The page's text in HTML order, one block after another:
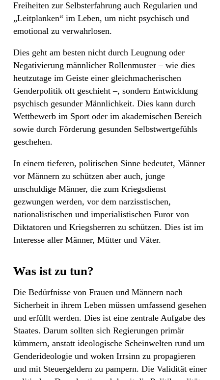
Freiheiten zur Selbsterfahrung auch Regularien und
„Leitplanken“ im Leben, um nicht psychisch und
emotional zu verwahrlosen.
Dies geht am besten nicht durch Leugnung oder
Negativierung männlicher Rollenmuster – wie dies
heutzutage im Geiste einer gleichmacherischen
Genderpolitik oft geschieht –, sondern Entwicklung
psychisch gesunder Männlichkeit. Dies kann durch
Wettbewerb im Sport oder im akademischen Bereich
sowie durch Förderung gesunden Selbstwertgefühls
geschehen.
In einem tieferen, politischen Sinne bedeutet, Männer
vor Männern zu schützen aber auch, junge
unschuldige Männer, die zum Kriegsdienst
gezwungen werden, vor dem narzisstischen,
nationalistischen und imperialistischen Furor von
Diktatoren und Kriegsherren zu schützen. Dies ist im
Interesse aller Männer, Mütter und Väter.
Was ist zu tun?
Die Bedürfnisse von Frauen und Männern nach
Sicherheit in ihrem Leben müssen umfassend gesehen
und erfüllt werden. Dies ist eine zentrale Aufgabe des
Staates. Darum sollten sich Regierungen primär
kümmern, anstatt ideologische Scheinwelten rund um
Genderideologie und woken Irrsinn zu propagieren
und mit Steuergeldern zu pampern. Die Validität einer